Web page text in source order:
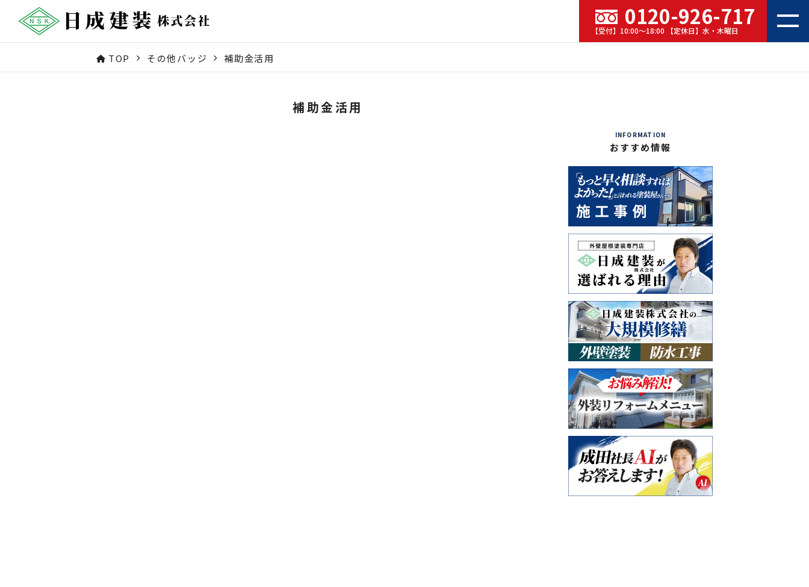
0120-926-717
【受付】10:00～18:00 【定休日】水・木曜日
TOP その他バッジ 補助金活用
補助金活用
INFORMATION
おすすめ情報